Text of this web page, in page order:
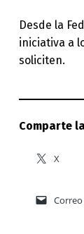
Desde la
iniciativa a
soliciten.
Comparte
X